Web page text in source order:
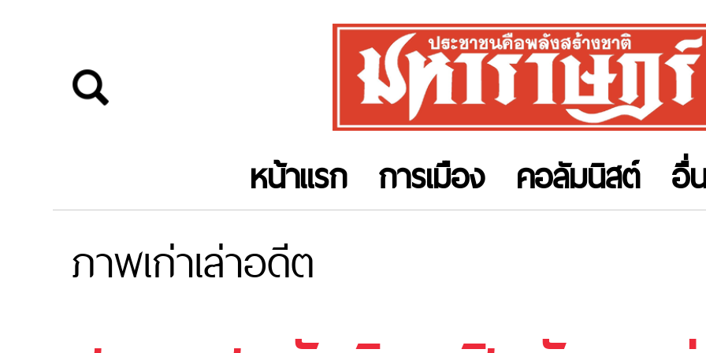
หน้าแรก การเมือง คอลัมนิสต์ อื่
ภาพเก่าเล่าอดีต